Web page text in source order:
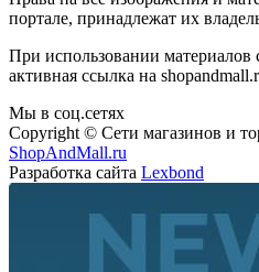
портале, принадлежат их
При использовании материалов
активная ссылка на
Мы в соц.сетях
Copyright © Сети магазинов и
ShopAndMall.ru
Разработка сайта Lexbond